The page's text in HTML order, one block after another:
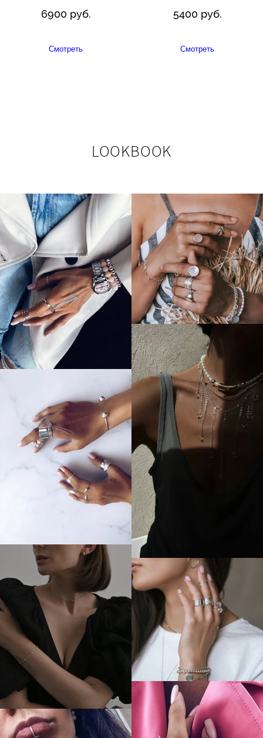
6900 руб.
Смотреть
5400 руб.
Смотреть
LOOKBOOK